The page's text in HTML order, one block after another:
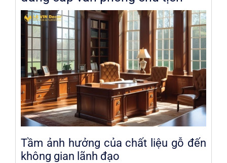
Tầm ảnh hưởng của chất liệu gỗ đến
không gian lãnh đạo